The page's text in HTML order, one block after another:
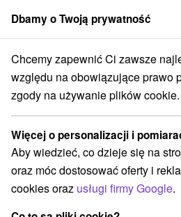
członek grupySorger
Slovensko Žilinský kraj Žiar
Medvedia štôlňa
Wyświetl stronę internetową
+421 908 640 061
Dbamy o Twoją prywatność
Chcemy zapewnić Ci zawsze
względu na obowiązujące prawo
zgody na używanie plików cookie.
Więcej o personalizacji i
Aby wiedzieć, co dzieje się na
oraz móc dostosować oferty i
cookies oraz usługi firmy Google.